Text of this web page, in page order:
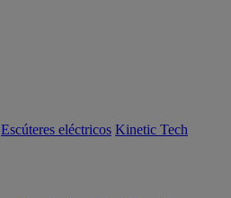
Escúteres eléctricos Kinetic Tech